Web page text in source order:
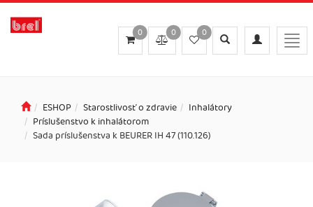
Toggle
navigation
Toggle
search
0
0
0
ESHOP Starostlivosť o zdravie
Inhalátory
Príslušenstvo k inhalátorom
Sada príslušenstva k BEURER IH 47 (110.126)